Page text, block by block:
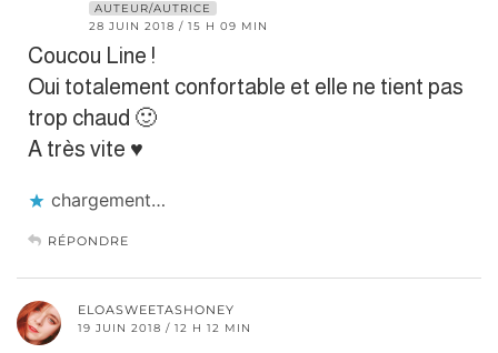
AUTEUR/AUTRICE
28 JUIN 2018 / 15 H 09 MIN
Coucou Line !
Oui totalement confortable et elle ne tient pas
trop chaud 🙂
A très vite ♥
chargement…
RÉPONDRE
ELOASWEETASHONEY
19 JUIN 2018 / 12 H 12 MIN